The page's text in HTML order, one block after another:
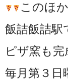
このほ
飯詰飯詰
ピザ窯も完
毎月第３日